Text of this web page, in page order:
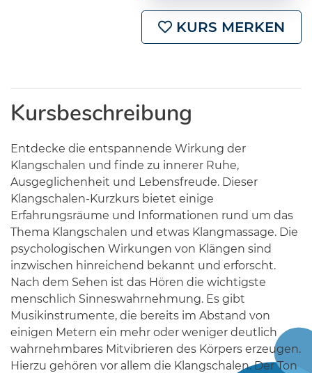
KURS MERKEN
Kursbeschreibung
Entdecke die entspannende Wirkung der
Klangschalen und finde zu innerer Ruhe,
Ausgeglichenheit und Lebensfreude. Dieser
Klangschalen-Kurzkurs bietet einige
Erfahrungsräume und Informationen rund um das
Thema Klangschalen und etwas Klangmassage. Die
psychologischen Wirkungen von Klängen sind
inzwischen hinreichend bekannt und erforscht.
Nach dem Sehen ist das Hören die wichtigste
menschlich Sinneswahrnehmung. Es gibt
Musikinstrumente, die bereits im Abstand von
einigen Metern ein mehr oder weniger deutlich
wahrnehmbares Mitvibrieren des Körpers erzeugen.
Hierzu gehören vor allem die Klangschalen. Der Ton